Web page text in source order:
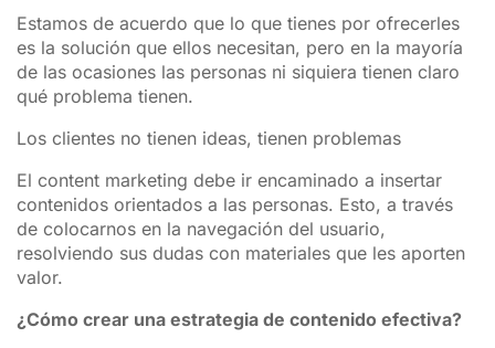
Estamos de acuerdo que lo que tienes por ofrecerles
es la solución que ellos necesitan, pero en la mayoría
de las ocasiones las personas ni siquiera tienen claro
qué problema tienen.
Los clientes no tienen ideas, tienen problemas
El content marketing debe ir encaminado a insertar
contenidos orientados a las personas. Esto, a través
de colocarnos en la navegación del usuario,
resolviendo sus dudas con materiales que les aporten
valor.
¿Cómo crear una estrategia de contenido efectiva?